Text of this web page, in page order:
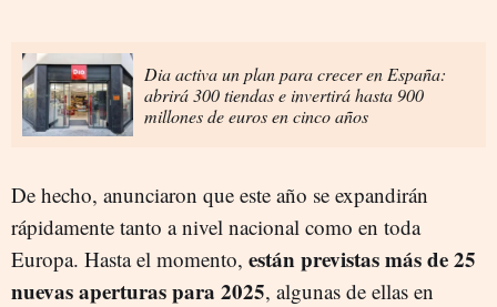
Dia activa un plan para crecer en España:
abrirá 300 tiendas e invertirá hasta 900
millones de euros en cinco años
De hecho, anunciaron que este año se expandirán
rápidamente tanto a nivel nacional como en toda
Europa. Hasta el momento, están previstas más de 25
nuevas aperturas para 2025, algunas de ellas en